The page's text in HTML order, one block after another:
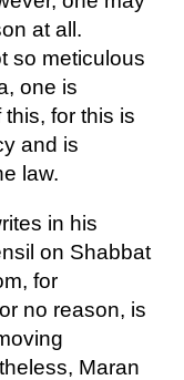
at all.
so meticulous
one is
for this is
and is
law.
in his
on Shabbat
for
no reason, is
Maran